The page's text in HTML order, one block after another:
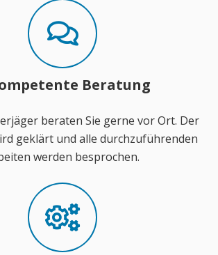
Beratung
beraten Sie gerne vor Ort. Der
geklärt und alle durchzuführenden
werden besprochen.